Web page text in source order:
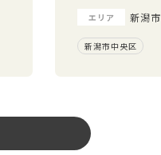
エリア 新潟市
新潟市中央区